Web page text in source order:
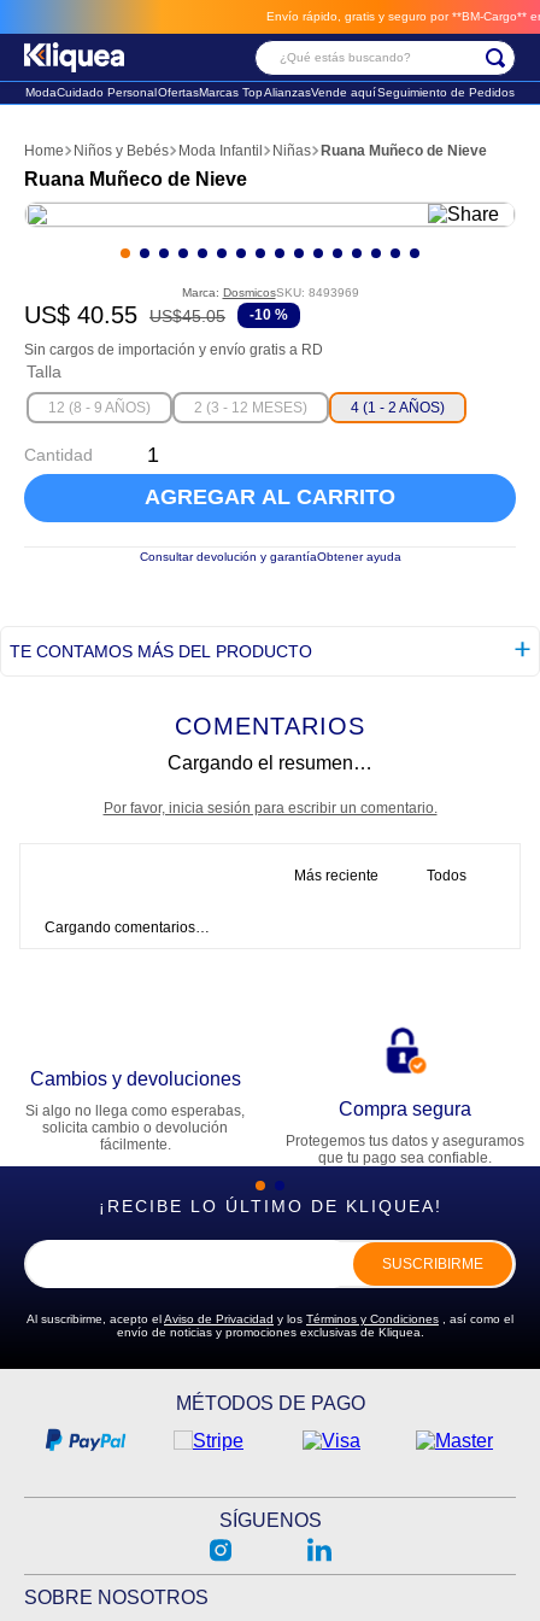
Envío rápido, gratis y seguro por **BM-Cargo**
¿Qué estás buscando?
ModaCuidado PersonalOfertasMarcas TopAlianzasVende aquíSeguimiento de Pedidos
Niños y Bebés Moda Infantil Niñas Ruana Muñeco de Nieve
Ruana Muñeco de Nieve
Marca: DosmicosSKU: 8493969
US$ 40.55 US$45.05 -10 %
Sin cargos de importación y envío gratis a RD
Talla
12 (8 - 9 AÑOS) 2 (3 - 12 MESES) 4 (1 - 2 AÑOS)
Cantidad
AGREGAR AL CARRITO
Consultar devolución y garantíaObtener ayuda
TE CONTAMOS MÁS DEL PRODUCTO
COMENTARIOS
Cargando el resumen…
Por favor, inicia sesión para escribir un comentario.
Más reciente Todos
Cargando comentarios…
Cambios y devoluciones
Si algo no llega como esperabas,
solicita cambio o devolución
fácilmente.
Compra segura
Protegemos tus datos y aseguramos
que tu pago sea confiable.
¡RECIBE LO ÚLTIMO DE KLIQUEA!
SUSCRIBIRME
Al suscribirme, acepto elAviso de Privacidad y los Términos y Condiciones , así como el
envío de noticias y promociones exclusivas de Kliquea.
MÉTODOS DE PAGO
SÍGUENOS
SOBRE NOSOTROS
2. sandalia